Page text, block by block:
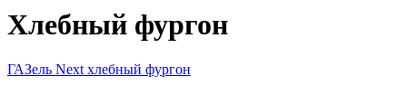
Хлебный фургон
ГАЗель Next хлебный фургон